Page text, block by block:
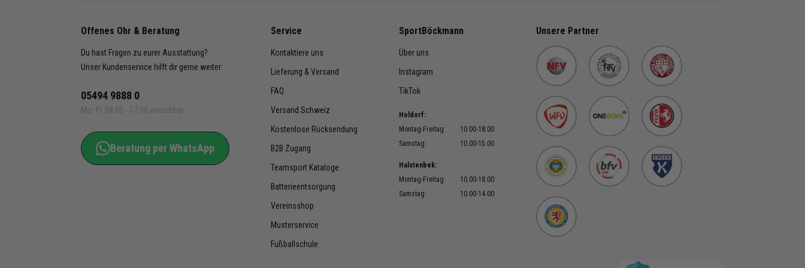
Offenes Ohr & Beratung
Du hast Fragen zu eurer Ausstattung?
Unser Kundenservice hilft dir gerne weiter:
05494 9888 0
Mo.-Fr. 08.00 - 17.00 erreichbar
Beratung per WhatsApp
Service
Kontaktiere uns
Lieferung & Versand
FAQ
Versand Schweiz
Kostenlose Rücksendung
B2B Zugang
Teamsport Kataloge
Batterieentsorgung
Vereinsshop
Musterservice
Fußballschule
SportBöckmann
Über uns
Instagram
TikTok
Holdorf:
Montag-Freitag:
10.00-18.00
Samstag:
10.00-15.00
Halstenbek:
Montag-Freitag:
10.00-18.00
Samstag:
10.00-14.00
Unsere Partner